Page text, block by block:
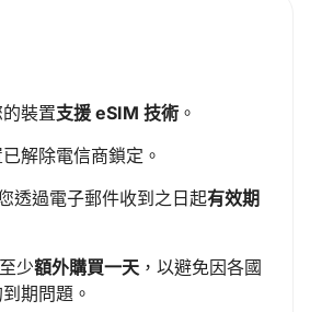
裝置支援 eSIM 技術 。
解除電信商鎖定。
透過電子郵件收到之日起有效期
少額外購買一天 ，以避免因各國
期問題。